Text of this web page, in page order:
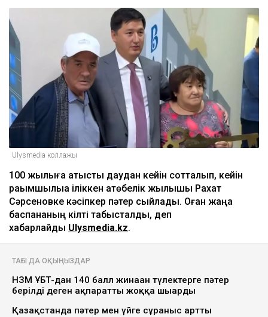
Ulysmedia коллажы
100 жылқыға қатысты даудан кейін сотталып, кейін
рақымшылыққа іліккен ақтөбелік жылқышы Рахат
Сәрсеновке кәсіпкер пәтер сыйлады. Оған жаңа
баспананың кілті табысталды, деп
хабарлайды Ulysmedia.kz.
ТАҒЫ ДА ОҚЫҢЫЗДАР
НЗМ ҰБТ-дан 140 балл жинаған түлектерге пәтер
берілді деген ақпаратты жоққа шығарды
Қазақстанда пәтер мен үйге сұраныс артты